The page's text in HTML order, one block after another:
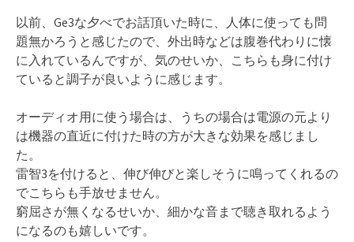
以前、Ge3な夕べでお話頂いた時に、人体に使っても問
題無かろうと感じたので、外出時などは腹巻代わりに懐
に入れているんですが、気のせいか、こちらも身に付け
ていると調子が良いように感じます。
オーディオ用に使う場合は、うちの場合は電源の元より
は機器の直近に付けた時の方が大きな効果を感じまし
た。
雷智3を付けると、伸び伸びと楽しそうに鳴ってくれるの
でこちらも手放せません。
窮屈さが無くなるせいか、細かな音まで聴き取れるよう
になるのも嬉しいです。